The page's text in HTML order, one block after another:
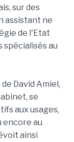
sur des
assistant ne
de l'Etat
spécialisés au
David Amiel,
se
aux usages,
encore au
ainsi